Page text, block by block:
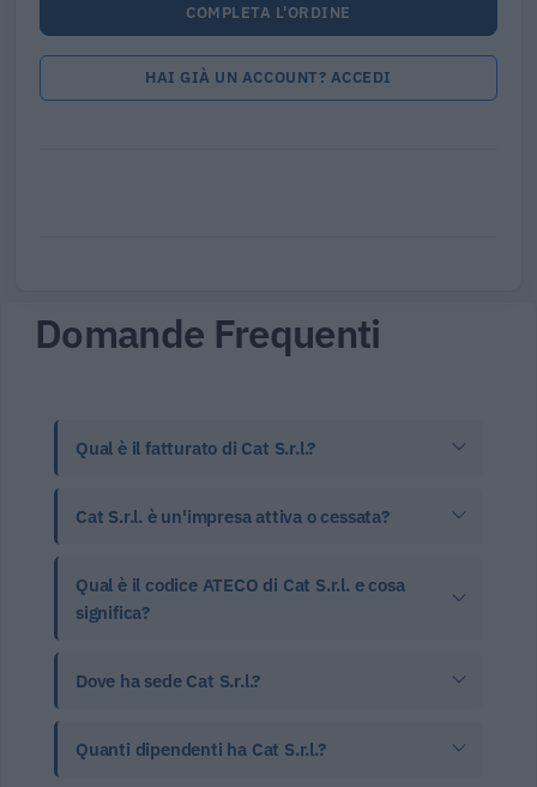
COMPLETA L'ORDINE
HAI GIÀ UN ACCOUNT? ACCEDI
Domande Frequenti
Qual è il fatturato di Cat S.r.l.?
Cat S.r.l. è un'impresa attiva o cessata?
Qual è il codice ATECO di Cat S.r.l. e cosa
significa?
Dove ha sede Cat S.r.l.?
Quanti dipendenti ha Cat S.r.l.?